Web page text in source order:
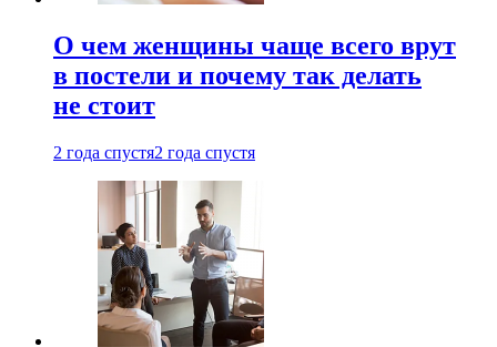
О чем женщины чаще всего врут
в постели и почему так делать
не стоит
2 года спустя2 года спустя